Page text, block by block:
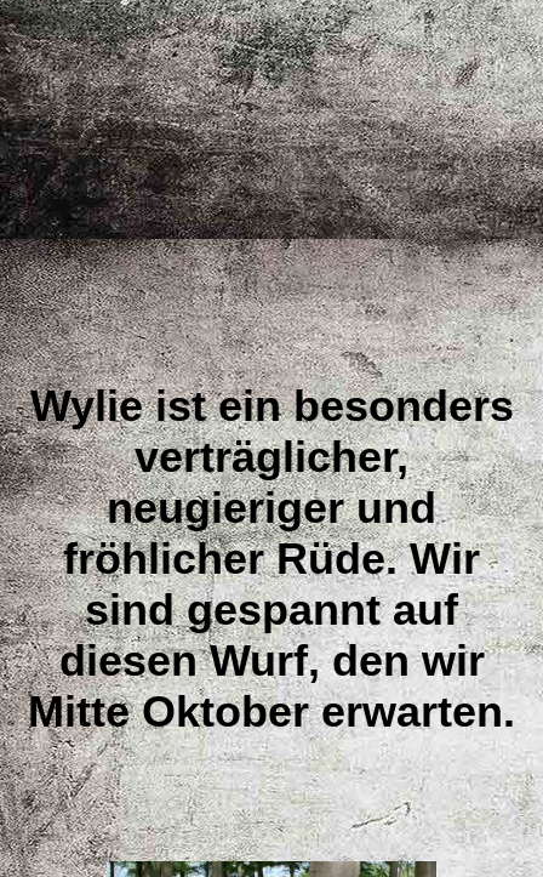
Wylie ist ein besonders
verträglicher,
neugieriger und
fröhlicher Rüde. Wir
sind gespannt auf
diesen Wurf, den wir
Mitte Oktober erwarten.